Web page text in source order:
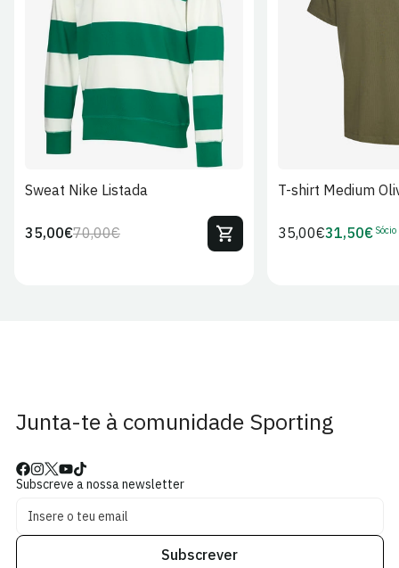
S XL 2XL
Sweat Nike Listada
Preço
70,00€Preço
35,00€
T-shirt Medium
Preço
35,00€Preço
31,50€ Sócio
Junta-te à comunidade Sporting
Subscreve a nossa newsletter
Subscrever